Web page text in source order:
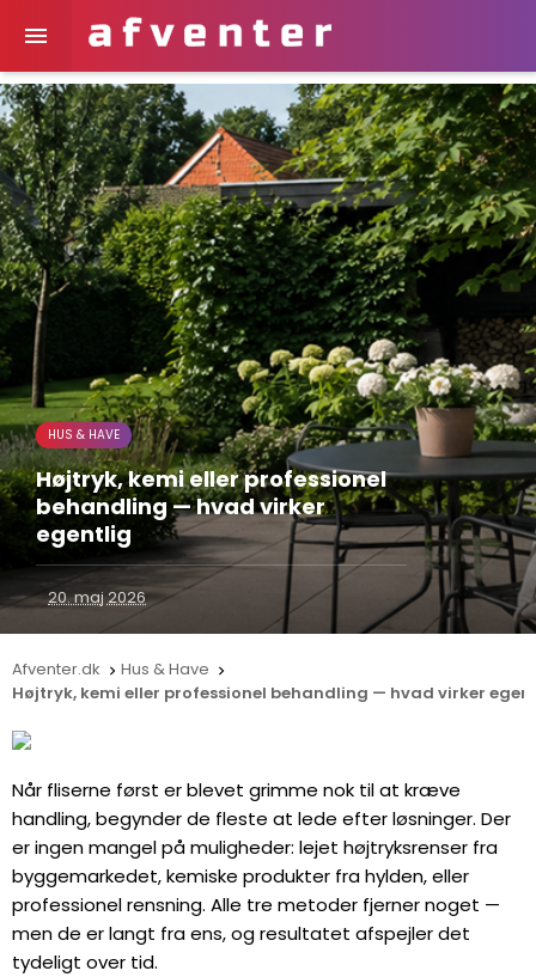

HUS & HAVE
Højtryk, kemi eller professionel
behandling — hvad virker
egentlig
20. maj 2026
Afventer.dk  Hus & Have 
Højtryk, kemi eller professionel behandling — hvad virker
Når fliserne først er blevet grimme nok til at kræve
handling, begynder de fleste at lede efter løsninger. Der
er ingen mangel på muligheder: lejet højtryksrenser fra
byggemarkedet, kemiske produkter fra hylden, eller
professionel rensning. Alle tre metoder fjerner noget —
men de er langt fra ens, og resultatet afspejler det
tydeligt over tid.